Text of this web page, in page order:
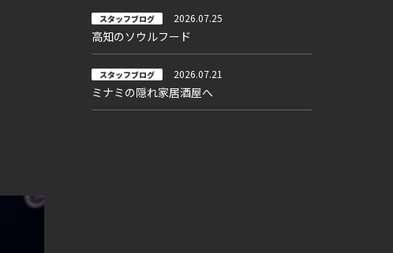
スタッフブログ 2026.07.25
高知のソウルフード
スタッフブログ 2026.07.21
ミナミの隠れ家居酒屋へ